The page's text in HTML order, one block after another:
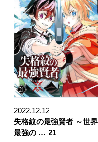
2022.12.12
失格紋の最強賢者 ～世界
最強の … 21